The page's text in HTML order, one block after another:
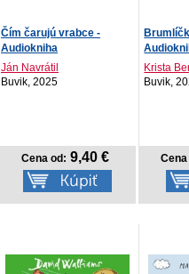
Čím čarujú vrabce -
Audiokniha
Ján Navrátil
Buvik, 2025
Cena od: 9,40 €
Krista
Buvik,